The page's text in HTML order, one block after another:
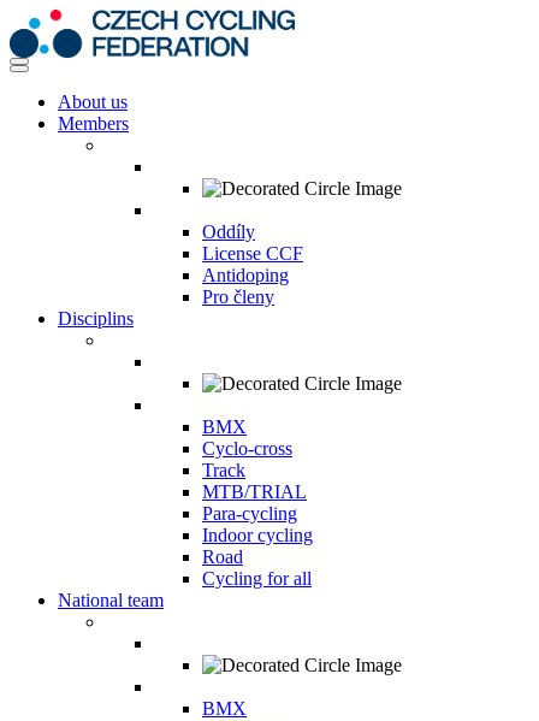
About us
Members
Oddíly
License CCF
Antidoping
Pro členy
Disciplins
BMX
Cyclo-cross
Track
MTB/TRIAL
Para-cycling
Indoor cycling
Road
Cycling for all
National team
BMX